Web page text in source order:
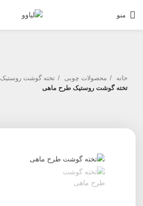
منو
خانه محصولات چوبی
تخته گوشت روستیک
تخته گوشت روستیک طرح ماهی